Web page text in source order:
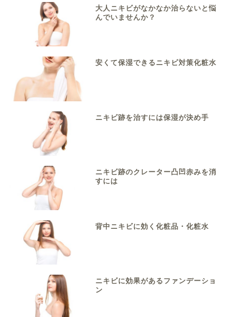
大人ニキビがなかなか治らないと悩
んでいませんか？
安くて保湿できるニキビ対策化粧水
ニキビ跡を治すには保湿が決め手
ニキビ跡のクレーター凸凹赤みを消
すには
背中ニキビに効く化粧品・化粧水
ニキビに効果があるファンデーショ
ン